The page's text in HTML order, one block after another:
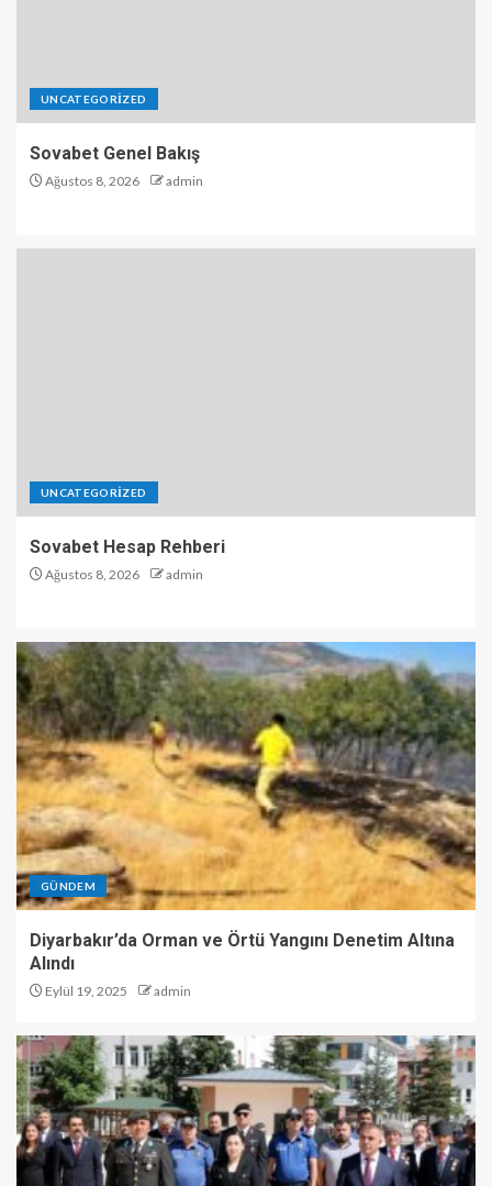
UNCATEGORIZED
Sovabet Genel Bakış
Ağustos 8, 2026 admin
UNCATEGORIZED
Sovabet Hesap Rehberi
Ağustos 8, 2026 admin
GÜNDEM
Diyarbakır’da Orman ve Örtü Yangını Denetim Altına
Alındı
Eylül 19, 2025 admin